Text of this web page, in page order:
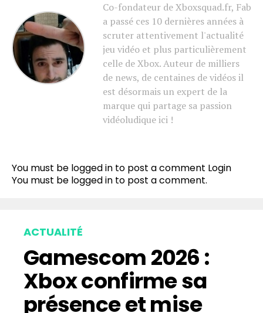
Co-fondateur de Xboxsquad.fr, Fab
a passé ces 10 dernières années à
scruter attentivement l'actualité
jeu vidéo et plus particulièrement
celle de Xbox. Auteur de milliers
de news, de centaines de vidéos il
est désormais un expert de la
marque qui partage sa passion
vidéoludique ici !
You must be logged in to post a comment Login
You must be logged in to post a comment.
ACTUALITÉ
Gamescom 2026 :
Xbox confirme sa
présence et mise